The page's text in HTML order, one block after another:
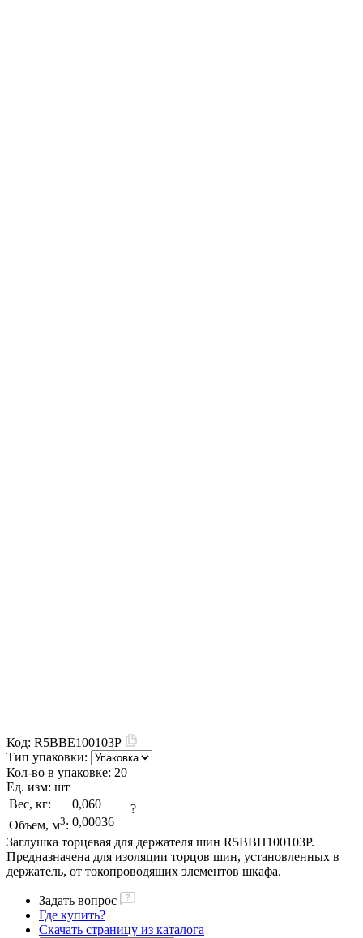
Код: R5BBE100103P
Тип упаковки:
Кол-во в упаковке: 20
Ед. изм: шт
Вес, кг:
0,060
Объем, м3: 0,00036
?
Заглушка торцевая для держателя шин R5BBH100103P.
Предназначена для изоляции торцов шин, установленных в
держатель, от токопроводящих элементов шкафа.
Задать вопрос
Где купить?
Скачать страницу из каталога